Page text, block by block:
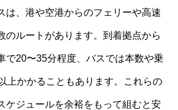
は、港や空港からのフェリーや高速
のルートがあります。到着拠点から
で20〜35分程度、バスでは本数や乗
上かかることもあります。これらの
ケジュールを余裕をもって組むと安